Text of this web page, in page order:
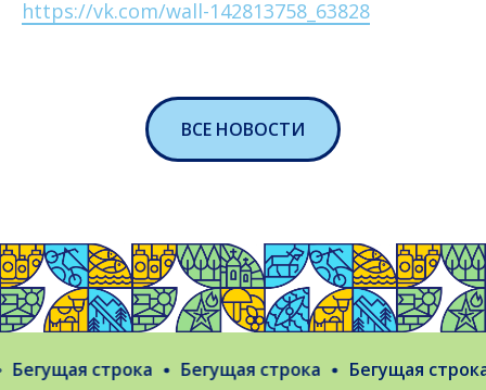
https://vk.com/wall-142813758_63828
ВСЕ НОВОСТИ
строка Бегущая строка Бегущая строка